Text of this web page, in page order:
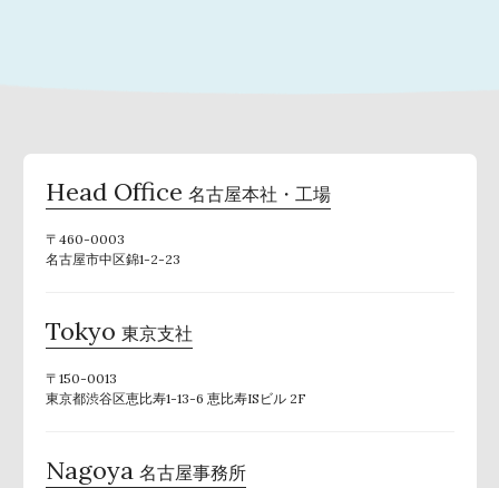
Head Office 名古屋本社・工場
〒460-0003
名古屋市中区錦1-2-23
Tokyo 東京支社
〒150-0013
東京都渋谷区恵比寿1-13-6 恵比寿ISビル 2F
Nagoya 名古屋事務所